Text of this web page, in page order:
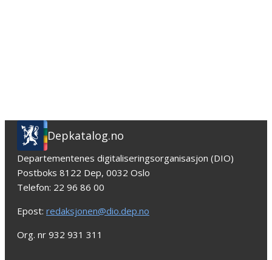
Depkatalog.no
Departementenes digitaliseringsorganisasjon (DIO)
Postboks 8122 Dep, 0032 Oslo
Telefon: 22 96 86 00
Epost: redaksjonen@dio.dep.no
Org. nr 932 931 311